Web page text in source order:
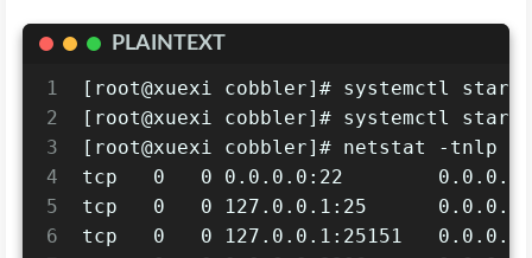
PLAINTEXT
1
2
3
4
5
6
[root@xuexi cobbler]# systemctl
[root@xuexi cobbler]# systemctl start
[root@xuexi cobbler]# netstat -tnlp
tcp   0   0 0.0.0.0:22
tcp   0   0 127.0.0.1:25
tcp   0   0 127.0.0.1:25151